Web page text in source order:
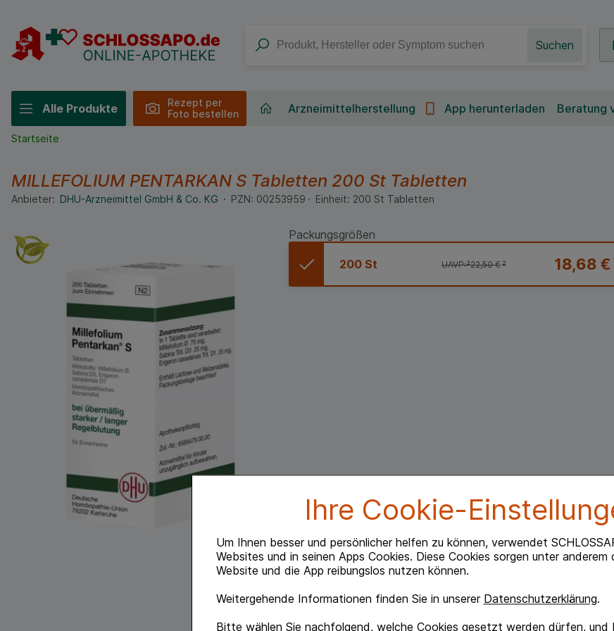
Ihre Cookie-
Um Ihnen besser und persönlicher helfen zu können, verwendet
Websites und in seinen Apps Cookies. Diese Cookies sorgen unter anderem
Website und die App reibungslos nutzen können.
Weitergehende Informationen finden Sie in unserer Datenschutzerklärung.
Bitte wählen Sie nachfolgend, welche Cookies gesetzt werden dürfen, und
Suchen
Alle Produkte
Rezept per
Foto bestellen
Arzneimittelherstellung App herunterladen Beratung
Startseite
MILLEFOLIUM PENTARKAN S Tabletten 200 St Tabletten
Anbieter: DHU-Arzneimittel GmbH & Co. KG PZN: 00253959 Einheit: 200 St Tabletten
Packungsgrößen
200 St 18,68 €
UAVP:²22,50 €²